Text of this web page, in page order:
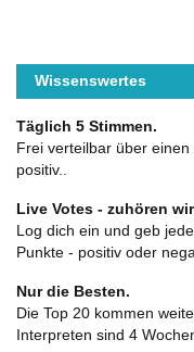
Wissenswertes
Täglich 5 Stimmen.
Frei verteilbar über
positiv..
Live Votes - zuhören
Log dich ein und geb
Punkte - positiv oder
Nur die Besten.
Die Top 20 kommen
Interpreten sind 4